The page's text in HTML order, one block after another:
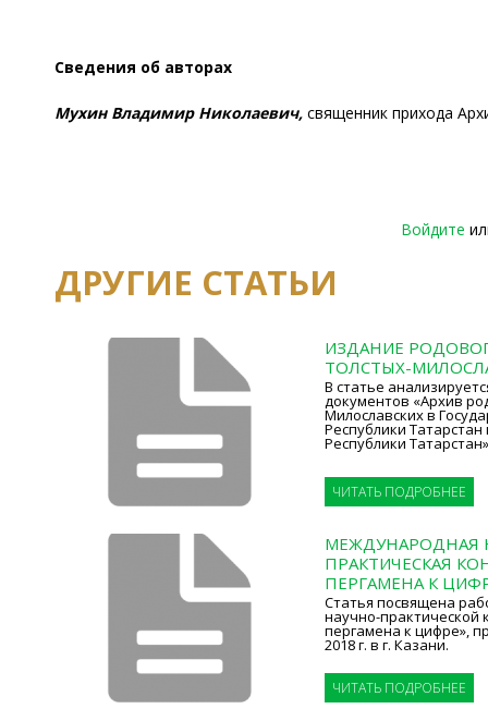
Сведения об авторах
Мухин Владимир Николаевич, священник прихода
Войдите
ДРУГИЕ СТАТЬИ
ИЗДАНИЕ
ТОЛСТЫХ-
В статье
документов «Архив
Милославских в
Республики
Республики
ЧИТАТЬ ПОДРОБНЕЕ
МЕЖДУНАРОДНАЯ
ПРАКТИЧЕСКАЯ
ПЕРГАМЕНА К
Статья посвящена
научно-практической
пергамена к цифре»,
2018 г. в г. Казани.
ЧИТАТЬ ПОДРОБНЕЕ